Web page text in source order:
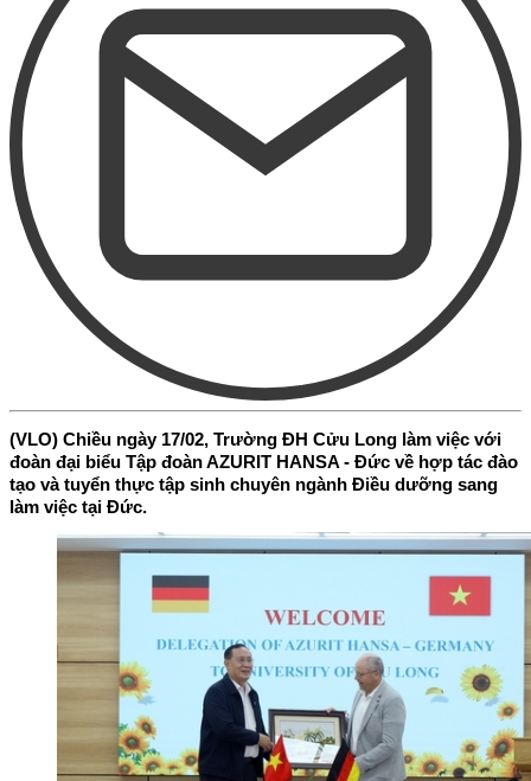
​(VLO) Chiều ngày 17/02, Trường ĐH Cửu Long làm việc với
đoàn đại biểu Tập đoàn AZURIT HANSA - Đức về hợp tác đào
tạo và tuyển thực tập sinh chuyên ngành Điều dưỡng sang
làm việc tại Đức.